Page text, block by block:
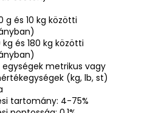
g és 10 kg közötti
kg és 180 kg közötti
egységek metrikus vagy
(kg, lb, st)
tartomány: 4-75%